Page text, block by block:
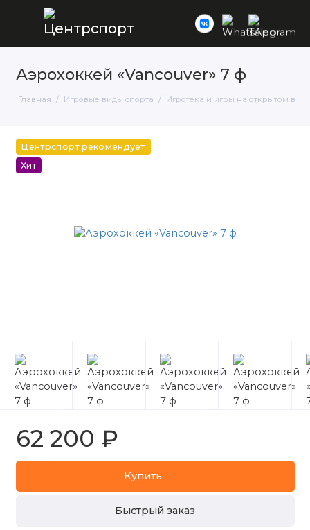
Аэрохоккей «Vancouver» 7 ф
Главная Игровые виды спорта Игротека и игры на открытом
Центрспорт рекомендует
Хит
62 200 ₽
Купить
Быстрый заказ